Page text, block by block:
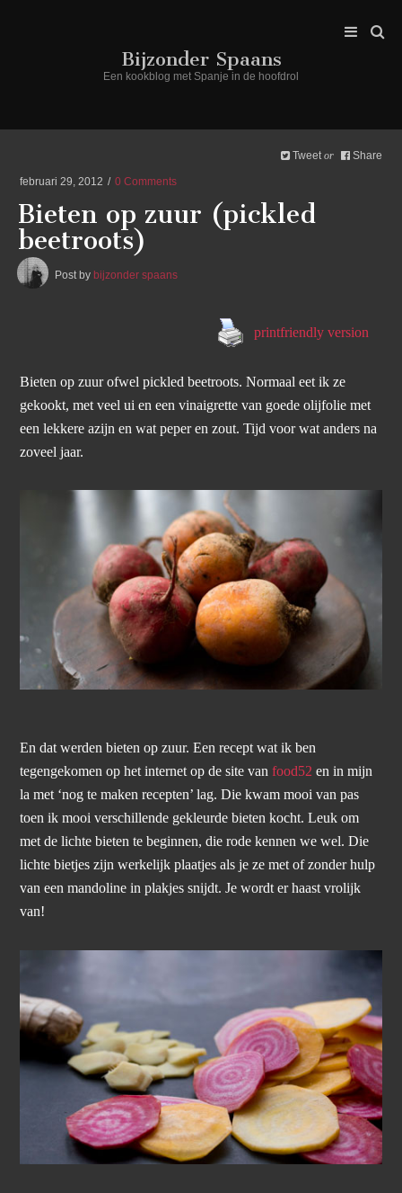
Bijzonder Spaans
Een kookblog met Spanje in de hoofdrol
Tweet or Share
februari 29, 2012 0 Comments
Bieten op zuur (pickled
beetroots)
Post by bijzonder spaans
printfriendly version
Bieten op zuur ofwel pickled beetroots. Normaal eet ik ze
gekookt, met veel ui en een vinaigrette van goede olijfolie met
een lekkere azijn en wat peper en zout. Tijd voor wat anders na
zoveel jaar.
En dat werden bieten op zuur. Een recept wat ik ben
tegengekomen op het internet op de site vanfood52 en in mijn
la met ‘nog te maken recepten’ lag. Die kwam mooi van pas
toen ik mooi verschillende gekleurde bieten kocht. Leuk om
met de lichte bieten te beginnen, die rode kennen we wel. Die
lichte bietjes zijn werkelijk plaatjes als je ze met of zonder hulp
van een mandoline in plakjes snijdt. Je wordt er haast vrolijk
van!